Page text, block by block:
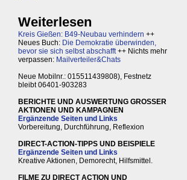
Weiterlesen
Kreis Gießen: B49-Neubau verhindern ++
Neues Buch: Die Demokratie überwinden,
bevor sie sich selbst abschafft++ Nichts mehr
verpassen: Mailverteiler&Chats
Neue Mobilnr.: 015511439808), Festnetz
bleibt 06401-903283
BERICHTE UND AUSWERTUNG GROSSER
AKTIONEN UND KAMPAGNEN
Ergänzende Seiten und Links
Vorbereitung, Durchführung, Reflexion
DIRECT-ACTION-TIPPS UND BEISPIELE
Ergänzende Seiten und Links
Kreative Aktionen, Demorecht, Hilfsmittel.
FILME ZU DIRECT ACTION UND